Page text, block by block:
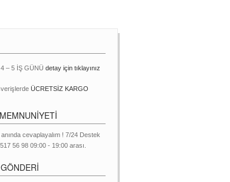
– 5 İŞ GÜNÜ detay için tıklayınız
ÜCRETSİZ KARGO
anında cevaplayalım ! 7/24 Destek
56 98 09:00 - 19:00 arası.